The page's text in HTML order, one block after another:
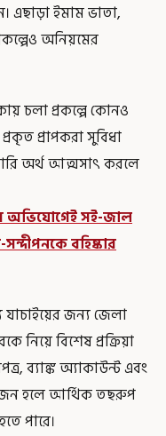
এছাড়া ইমাম ভাতা,
অনিয়মের
চলা প্রকল্পে কোনও
প্রাপকরা সুবিধা
অর্থ আত্মসাৎ করলে
অভিযোগেই সই-জাল
বহিষ্কার
যাচাইয়ের জন্য জেলা
নিয়ে বিশেষ প্রক্রিয়া
ব্যাঙ্ক অ্যাকাউন্ট এবং
হলে আর্থিক তছরুপ
পারে।